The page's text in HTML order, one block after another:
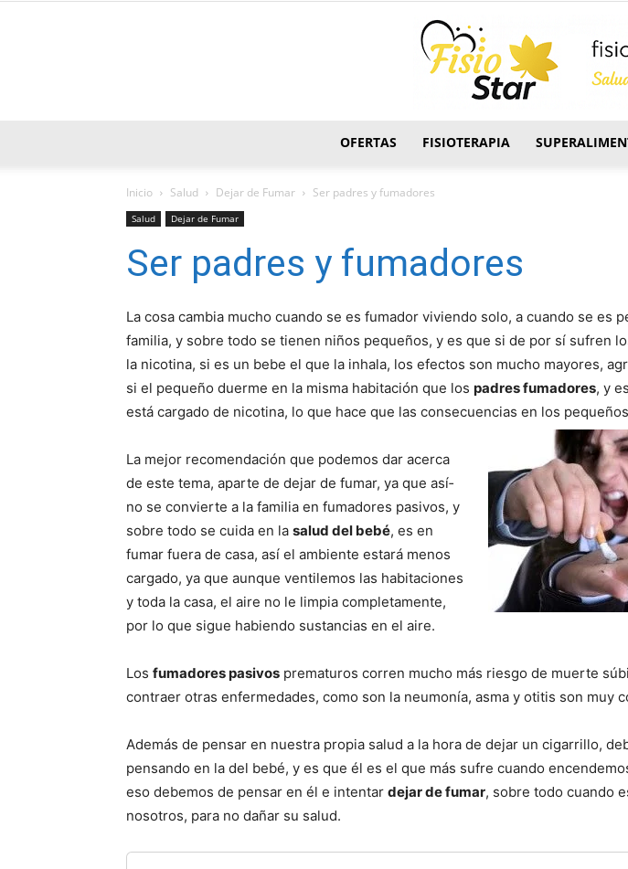
OFERTAS FISIOTERAPIA
Inicio Salud Dejar de Fumar Ser padres y fumadores
Salud Dejar de Fumar
Ser padres y fumadores
La cosa cambia mucho cuando se es fumador viviendo solo, a cuando se es
familia, y sobre todo se tienen niños pequeños, y es que si de por sí­ sufren
la nicotina, si es un bebe el que la inhala, los efectos son mucho mayores,
si el pequeño duerme en la misma habitación que los padres fumadores, y
está cargado de nicotina, lo que hace que las consecuencias en los
La mejor recomendación que podemos dar acerca
de este tema, aparte de dejar de fumar, ya que así­
no se convierte a la familia en fumadores pasivos, y
sobre todo se cuida en la salud del bebé, es en
fumar fuera de casa, así­ el ambiente estará menos
cargado, ya que aunque ventilemos las habitaciones
y toda la casa, el aire no le limpia completamente,
por lo que sigue habiendo sustancias en el aire.
Los fumadores pasivos prematuros corren mucho más riesgo de muerte
contraer otras enfermedades, como son la neumoní­a, asma y otitis son muy
Además de pensar en nuestra propia salud a la hora de dejar un cigarrillo,
pensando en la del bebé, y es que él es el que más sufre cuando
eso debemos de pensar en él e intentar dejar de fumar, sobre todo cuando
nosotros, para no dañar su salud.